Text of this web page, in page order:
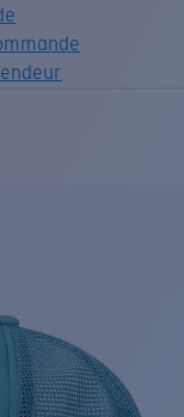
PANIER!